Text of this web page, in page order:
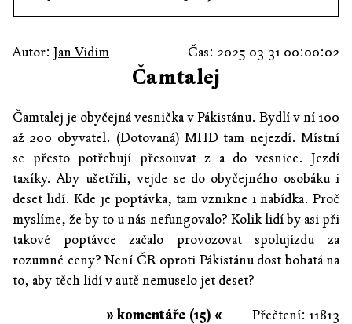
Autor: Jan Vidim Čas: 2025-03-31 00:00:02
Čamtalej
Čamtalej je obyčejná vesnička v Pákistánu. Bydlí v ní 100
až 200 obyvatel. (Dotovaná) MHD tam nejezdí. Místní
se přesto potřebují přesouvat z a do vesnice. Jezdí
taxíky. Aby ušetřili, vejde se do obyčejného osobáku i
deset lidí. Kde je poptávka, tam vznikne i nabídka. Proč
myslíme, že by to u nás nefungovalo? Kolik lidí by asi při
takové poptávce začalo provozovat spolujízdu za
rozumné ceny? Není ČR oproti Pákistánu dost bohatá na
to, aby těch lidí v autě nemuselo jet deset?
Přečtení: 11813
» komentáře (15) «